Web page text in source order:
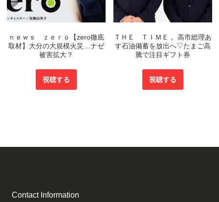
ｎｅｗｓ ｚｅｒｏ【zero徹底
取材】大分の大規模火災…ナゼ
被害拡大？
視聴する
ＴＨＥ ＴＩＭＥ， 高市総理あ
す石油備蓄を放出へ▽たまご高
騰で注目ギフト券
視聴する
Contact Information